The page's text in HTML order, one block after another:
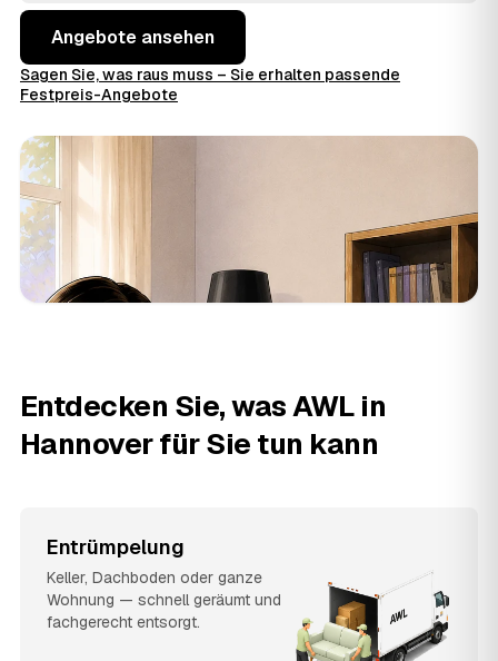
Angebote ansehen
Sagen Sie, was raus muss – Sie erhalten passende
Festpreis-Angebote
Entdecken Sie, was AWL in
Hannover für Sie tun kann
Entrümpelung
Keller, Dachboden oder ganze
Wohnung — schnell geräumt und
fachgerecht entsorgt.